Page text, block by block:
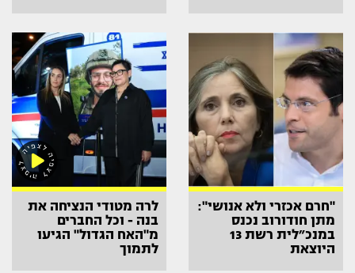
"חרם אכזרי ולא אנושי":
מתן חודורוב נכנס
במנכ״לית רשת 13
היוצאת
לרה מטודי הנציחה את
בנה - וכל החברים
מ"האח הגדול" הגיעו
לתמוך